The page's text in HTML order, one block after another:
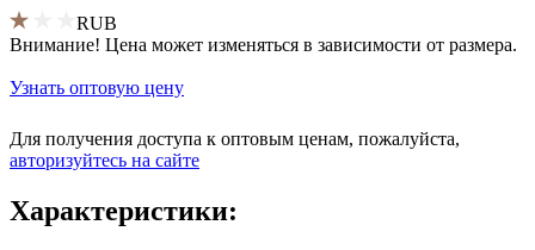
RUB
Внимание! Цена может изменяться в зависимости от размера.
Узнать оптовую цену
Для получения доступа к оптовым ценам, пожалуйста,
aвторизуйтесь на сайте
Характеристики: